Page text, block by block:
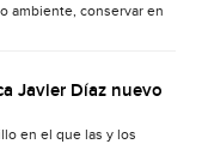
ambiente, conservar en
Javier Díaz nuevo
en el que las y los